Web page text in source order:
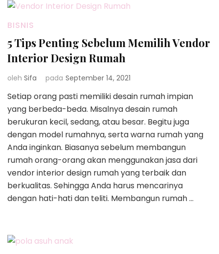
BISNIS
5 Tips Penting Sebelum Memilih Vendor
Interior Design Rumah
oleh Sifa pada September 14, 2021
Setiap orang pasti memiliki desain rumah impian
yang berbeda-beda. Misalnya desain rumah
berukuran kecil, sedang, atau besar. Begitu juga
dengan model rumahnya, serta warna rumah yang
Anda inginkan. Biasanya sebelum membangun
rumah orang-orang akan menggunakan jasa dari
vendor interior design rumah yang terbaik dan
berkualitas. Sehingga Anda harus mencarinya
dengan hati-hati dan teliti. Membangun rumah …